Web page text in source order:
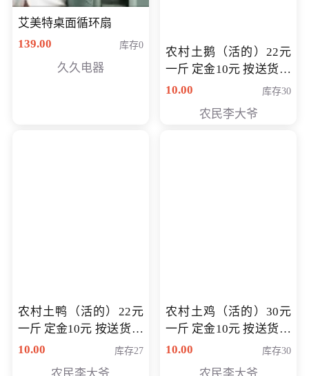
艾美特桌面循环扇
139.00
库存0
久久电器
农村土鹅（活的）22元
一斤 定金10元 按送货交
付时秤重计算货款 定金
10.00 库存30
农民李大爷
农村土鸭（活的）22元
一斤 定金10元 按送货交
付时秤重计算货款 定金
10.00 库存27
农村土鸡（活的）30元
一斤 定金10元 按送货交
付时秤重计算货款 定金
10.00 库存30